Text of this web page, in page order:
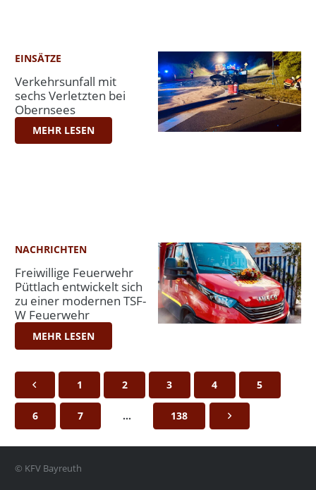
EINSÄTZE
Verkehrsunfall mit
sechs Verletzten bei
Obernsees
MEHR LESEN
NACHRICHTEN
Freiwillige Feuerwehr
Püttlach entwickelt sich
zu einer modernen TSF-
W Feuerwehr
MEHR LESEN
1 2 3 4 5
6 7 … 138
© KFV Bayreuth